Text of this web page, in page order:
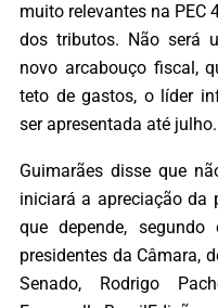
muito relevantes na PEC
dos tributos. Não será
novo arcabouço fiscal,
teto de gastos, o líder
ser apresentada até julho.
Guimarães disse que
iniciará a apreciação da
que depende,
presidentes da Câmara,
Senado, Rodrigo